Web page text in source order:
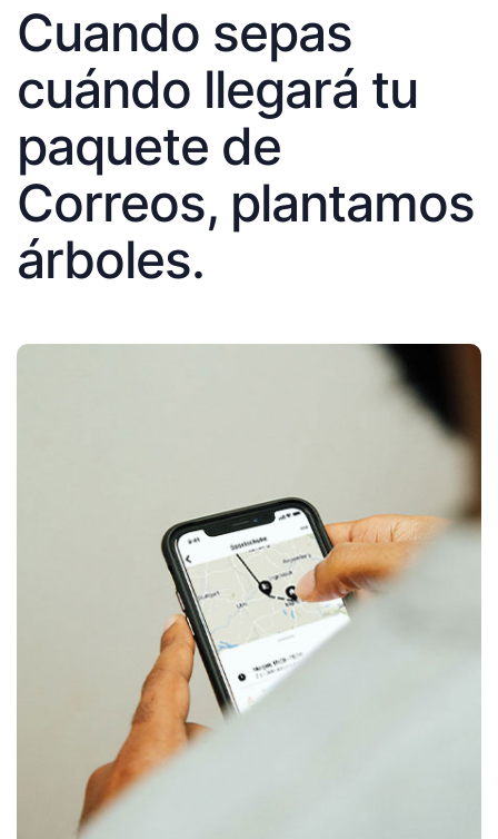
Cuando sepas
cuándo llegará tu
paquete de
Correos, plantamos
árboles.